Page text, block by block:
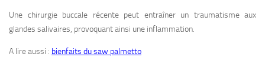
Une chirurgie buccale récente peut entraîner un traumatisme aux
glandes salivaires, provoquant ainsi une inflammation.
A lire aussi : bienfaits du saw palmetto